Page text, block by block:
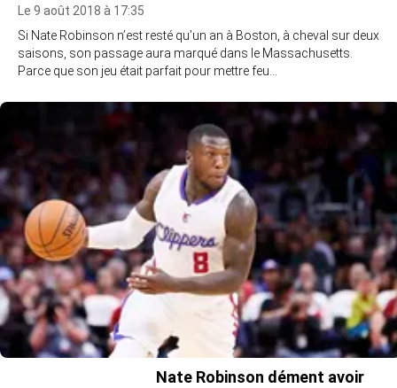
Le 9 août 2018 à 17:35
Si Nate Robinson n’est resté qu’un an à Boston, à cheval sur deux
saisons, son passage aura marqué dans le Massachusetts.
Parce que son jeu était parfait pour mettre feu…
Nate Robinson dément avoir